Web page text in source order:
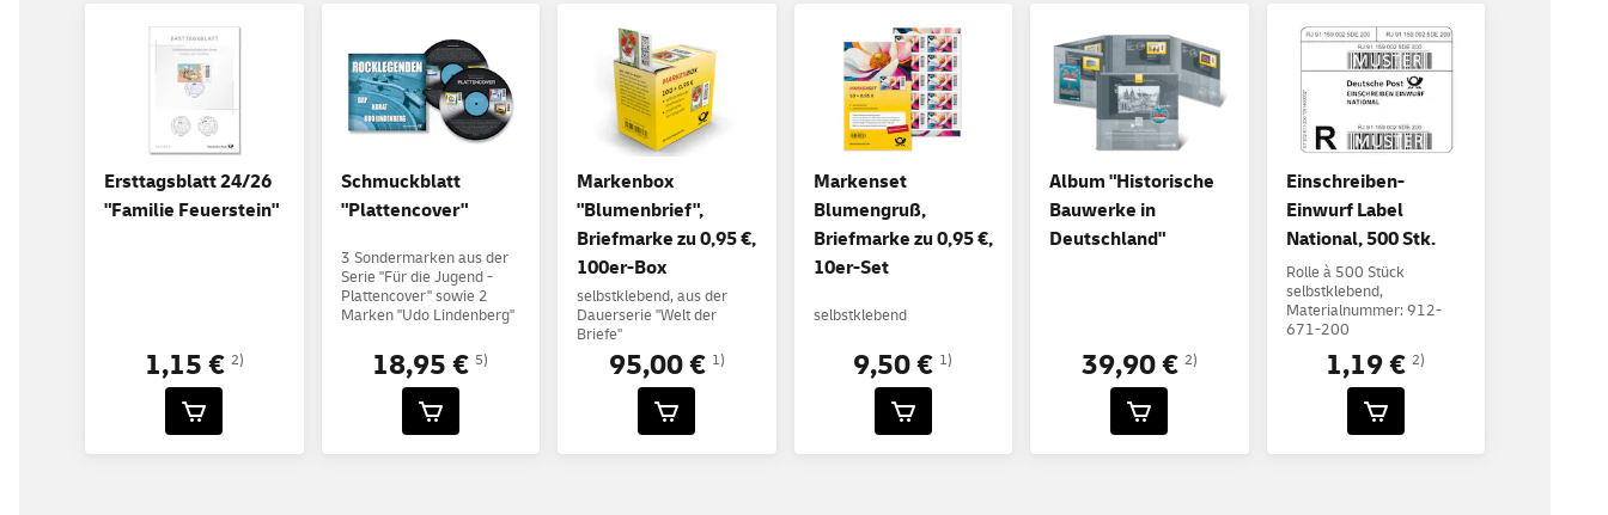
Ersttagsblatt 24/26
"Familie Feuerstein"
1,15 € 2)
Schmuckblatt
"Plattencover"
3 Sondermarken aus der
Serie "Für die Jugend -
Plattencover" sowie 2
Marken "Udo Lindenberg"
18,95 € 5)
Markenbox
"Blumenbrief",
Briefmarke zu 0,95 €,
100er-Box
selbstklebend, aus der
Dauerserie "Welt der
Briefe"
95,00 € 1)
Markenset
Blumengruß,
Briefmarke zu 0,95 €,
10er-Set
selbstklebend
9,50 € 1)
Album "Historische
Bauwerke in
Deutschland"
39,90 € 2)
Einschreiben-
Einwurf Label
National, 500 Stk.
Rolle à 500 Stück
selbstklebend,
Materialnummer: 912-
671-200
1,19 €2)